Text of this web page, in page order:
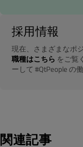
採用情報
現在、さまざまなポ
職種はこちら をご覧
ーして #QtPeople の
関連記事